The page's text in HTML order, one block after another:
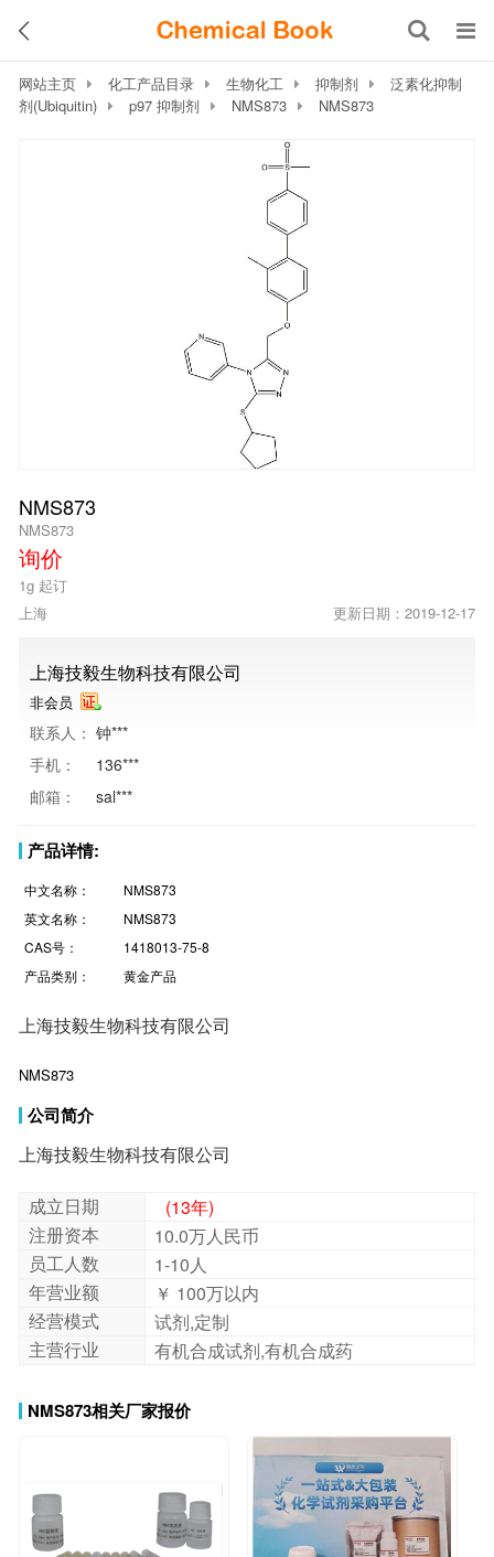
网站主页 化工产品目录 生物化工 抑制剂
泛素化抑制
剂(Ubiquitin)
p97 抑制剂 NMS873 NMS873
NMS873
NMS873
询价
1g 起订
上海
更新日期：2019-12-17
上海技毅生物科技有限公司
非会员
联系人： 钟***
手机：
136***
邮箱：
sal***
产品详情:
中文名称：
NMS873
英文名称：
NMS873
CAS号：
1418013-75-8
产品类别：
黄金产品
上海技毅生物科技有限公司
NMS873
公司简介
上海技毅生物科技有限公司
成立日期
(13年)
注册资本
10.0万人民币
员工人数
1-10人
年营业额
￥ 100万以内
经营模式
试剂,定制
主营行业
有机合成试剂,有机合成药
NMS873相关厂家报价